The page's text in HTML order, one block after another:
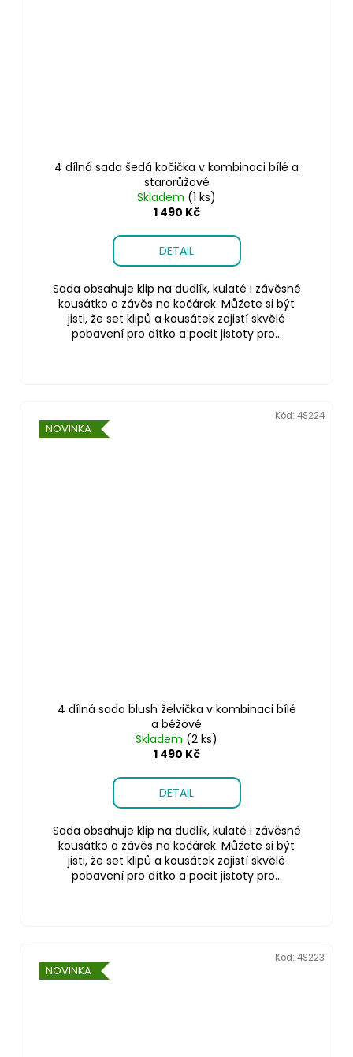
4 dílná sada šedá kočička v kombinaci bílé a
starorůžové
Skladem (1 ks)
1 490 Kč
DETAIL
Sada obsahuje klip na dudlík, kulaté i závěsné
kousátko a závěs na kočárek. Můžete si být
jisti, že set klipů a kousátek zajistí skvělé
pobavení pro dítko a pocit jistoty pro...
NOVINKA
4 dílná sada blush želvička v kombinaci bílé
a béžové
Skladem (2 ks)
1 490 Kč
DETAIL
Sada obsahuje klip na dudlík, kulaté i závěsné
kousátko a závěs na kočárek. Můžete si být
jisti, že set klipů a kousátek zajistí skvělé
pobavení pro dítko a pocit jistoty pro...
Kód: 4S224
NOVINKA
Kód: 4S223